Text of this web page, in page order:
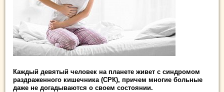
Каждый девятый человек на планете живет с синдромом
раздраженного кишечника (СРК), причем многие больные
даже не догадываются о своем состоянии.